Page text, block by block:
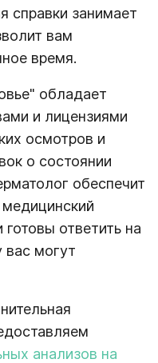
справки занимает
вам
время.
обладает
и лицензиями
осмотров и
о состоянии
обеспечит
ответить на
могут
анализов на